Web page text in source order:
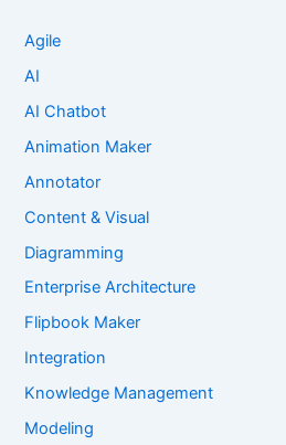
Agile
AI
AI Chatbot
Animation Maker
Annotator
Content & Visual
Diagramming
Enterprise Architecture
Flipbook Maker
Integration
Knowledge Management
Modeling